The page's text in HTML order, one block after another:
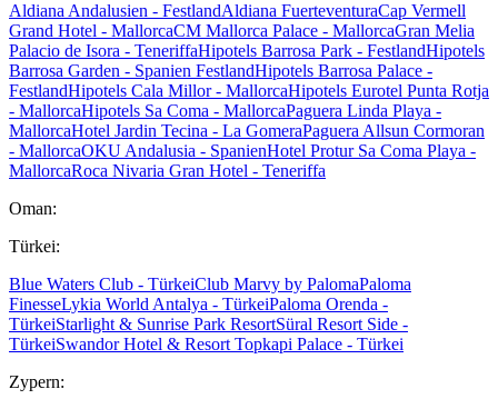
Aldiana Andalusien - FestlandAldiana FuerteventuraCap Vermell
Grand Hotel - MallorcaCM Mallorca Palace - MallorcaGran Melia
Palacio de Isora - TeneriffaHipotels Barrosa Park - FestlandHipotels
Barrosa Garden - Spanien FestlandHipotels Barrosa Palace -
FestlandHipotels Cala Millor - MallorcaHipotels Eurotel Punta Rotja
- MallorcaHipotels Sa Coma - MallorcaPaguera Linda Playa -
MallorcaHotel Jardin Tecina - La GomeraPaguera Allsun Cormoran
- MallorcaOKU Andalusia - SpanienHotel Protur Sa Coma Playa -
MallorcaRoca Nivaria Gran Hotel - Teneriffa
Oman:
Türkei:
Blue Waters Club - TürkeiClub Marvy by PalomaPaloma
FinesseLykia World Antalya - TürkeiPaloma Orenda -
TürkeiStarlight & Sunrise Park ResortSüral Resort Side -
TürkeiSwandor Hotel & Resort Topkapi Palace - Türkei
Zypern: